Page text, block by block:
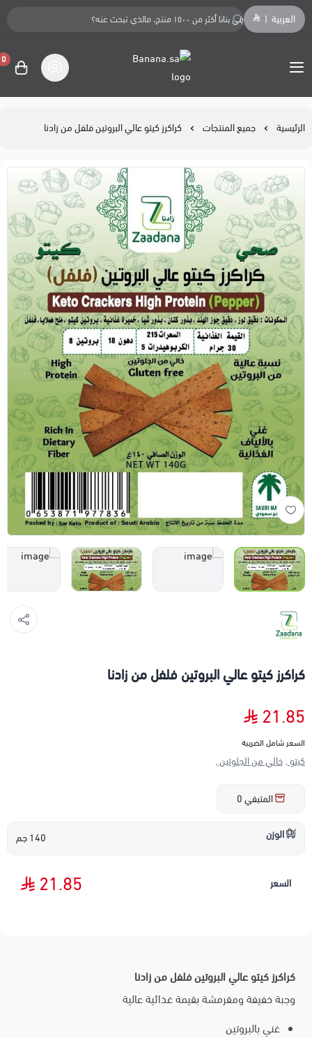
العربية
Banana.sa
0
الرئيسية جميع المنتجات كراكرز كيتو عالي البروتين فلفل من زادنا
كراكرز كيتو عالي البروتين فلفل من زادنا
21.85
السعر شامل الضريبة
كيتو , خالي من الجلوتين ,
المتبقي0
الوزن 140 جم
السعر 21.85
كراكرز كيتو عالي البروتين فلفل من زادنا
وجبة خفيفة ومقرمشة بقيمة غذائية عالية
غني بالبروتين